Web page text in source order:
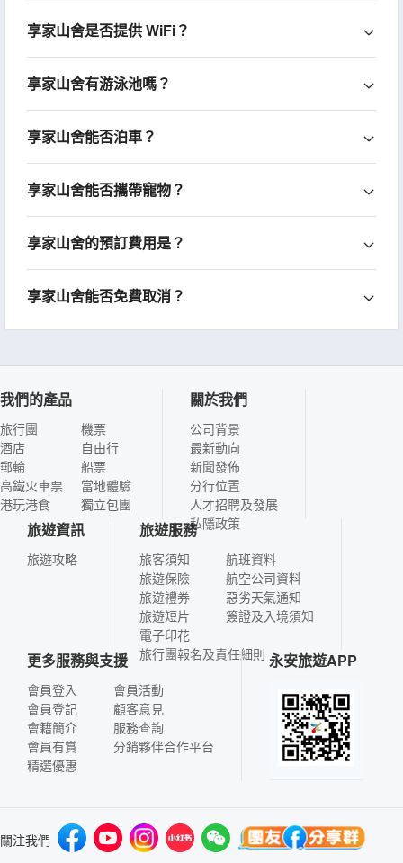
享家山舍是否提供 WiFi？
享家山舍有游泳池嗎？
享家山舍能否泊車？
享家山舍能否攜帶寵物？
享家山舍的預訂費用是？
享家山舍能否免費取消？
我們的產品
旅行團
酒店
郵輪
高鐵火車票
港玩港食
機票
自由行
船票
當地體驗
獨立包團
關於我們
公司背景
最新動向
新聞發佈
分行位置
人才招聘及發展
私隱政策
旅遊資訊
旅遊攻略
旅遊服務
旅客須知
旅遊保險
旅遊禮券
旅遊短片
電子印花
航班資料
航空公司資料
惡劣天氣通知
簽證及入境須知
旅行團報名及責任細則
更多服務與支援
會員登入
會員登記
會籍簡介
會員有賞
精選優惠
會員活動
顧客意見
服務查詢
分銷夥伴合作平台
永安旅遊APP
關注我們